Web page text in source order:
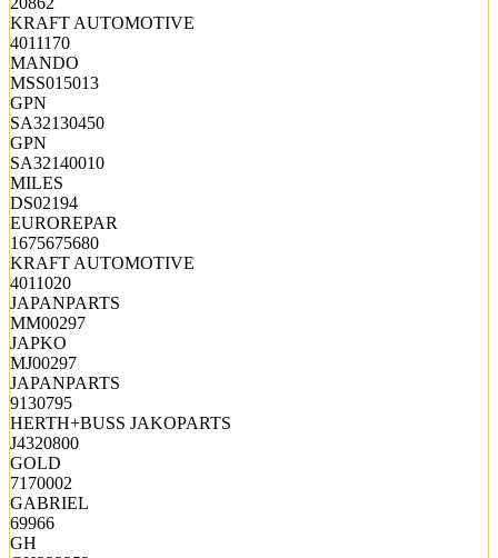
KRAFT AUTOMOTIVE
4011170
MANDO
MSS015013
GPN
SA32130450
GPN
SA32140010
MILES
DS02194
EUROREPAR
1675675680
KRAFT AUTOMOTIVE
4011020
JAPANPARTS
MM00297
JAPKO
MJ00297
JAPANPARTS
9130795
HERTH+BUSS JAKOPARTS
J4320800
GOLD
7170002
GABRIEL
69966
GH